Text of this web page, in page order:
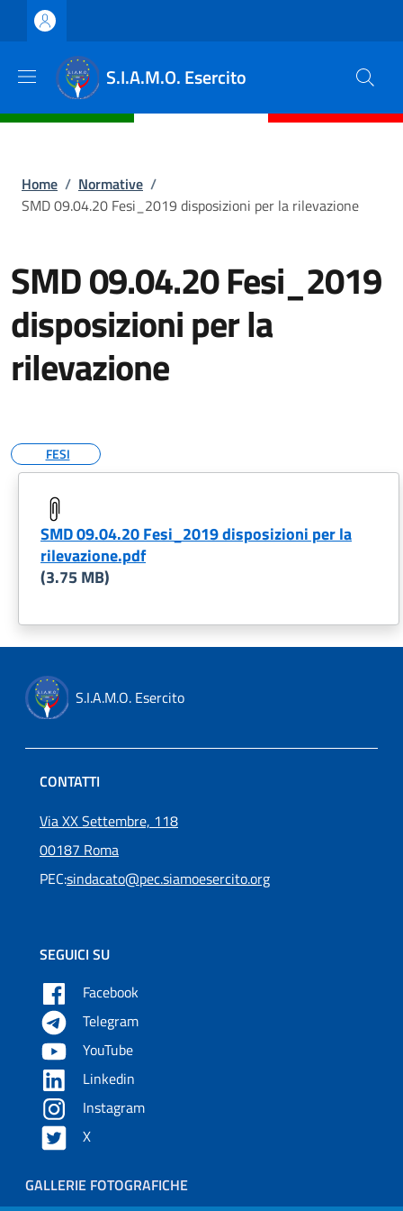
Salta al contenuto principale
Skip to footer content
S.I.A.M.O. Esercito
Briciole di pane
Home / Normative /
SMD 09.04.20 Fesi_2019 disposizioni per la rilevazione
SMD 09.04.20 Fesi_2019
disposizioni per la
rilevazione
FESI
SMD 09.04.20 Fesi_2019 disposizioni per la
rilevazione.pdf
(3.75 MB)
S.I.A.M.O. Esercito
CONTATTI
Via XX Settembre, 118
00187 Roma
PEC:sindacato@pec.siamoesercito.org
SEGUICI SU
Facebook
Telegram
YouTube
Linkedin
Instagram
X
Piè di pagina
GALLERIE FOTOGRAFICHE